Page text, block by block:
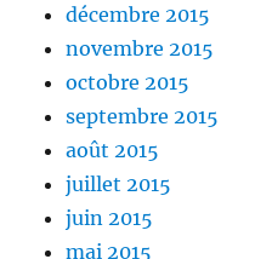
décembre 2015
novembre 2015
octobre 2015
septembre 2015
août 2015
juillet 2015
juin 2015
mai 2015